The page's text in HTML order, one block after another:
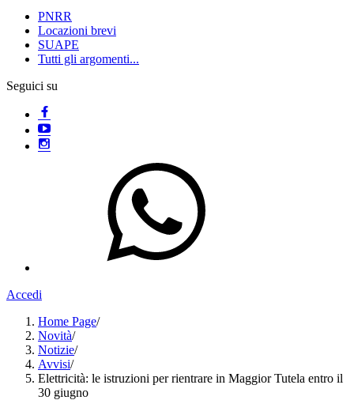
PNRR
Locazioni brevi
SUAPE
Tutti gli argomenti...
Seguici su
Accedi
Home Page/
Novità/
Notizie/
Avvisi/
Elettricità: le istruzioni per rientrare in Maggior Tutela entro il
30 giugno